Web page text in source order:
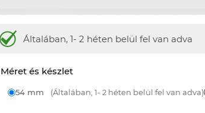
Általában, 1- 2 héten belül fel van adva
Méret és készlet
54 mm (Általában, 1- 2 héten belül fel van adva)